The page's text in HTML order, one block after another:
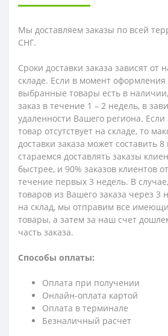
Мы доставляем заказы по всей
СНГ.
Сроки доставки заказа зависят от
складе. Если в момент оформления
выбранные товары есть в
заказ в течение 1 – 2 недель, в
удаленности Вашего региона.
товар отсутствует на складе, то
доставки заказа может составить
стараемся доставлять заказы
быстрее, и 90% заказов клиентов
течение первых 3 недель. В
товаров из Вашего заказа через 3
на склад, мы отправим все
товары, а затем за наш счет
часть заказа.
Способы оплаты:
Оплата при получении
Онлайн-оплата картой
Оплата в терминале
Безналичный расчет